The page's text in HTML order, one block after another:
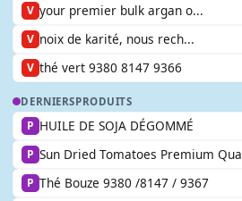
V your premier bulk argan o...
V noix de karité, nous rech...
V thé vert 9380 8147 9366
DERNIERSPRODUITS
P HUILE DE SOJA DÉGOMMÉ
P Sun Dried Tomatoes Premium Qua
P Thé Bouze 9380 /8147 / 9367